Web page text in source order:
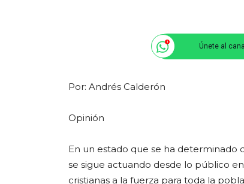
Únete al
Por: Andrés Calderón
Opinión
En un estado que se ha determinado
se sigue actuando desde lo público
cristianas a la fuerza para toda la